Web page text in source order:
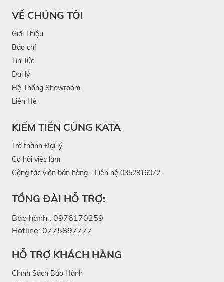
VỀ CHÚNG TÔI
Giới Thiệu
Báo chí
Tin Tức
Đại lý
Hệ Thống Showroom
Liên Hệ
KIẾM TIỀN CÙNG KATA
Trở thành Đại lý
Cơ hội việc làm
Cộng tác viên bán hàng - Liên hệ 0352816072
TỔNG ĐÀI HỖ TRỢ:
Bảo hành : 0976170259
Hotline: 0775897777
HỖ TRỢ KHÁCH HÀNG
Chính Sách Bảo Hành